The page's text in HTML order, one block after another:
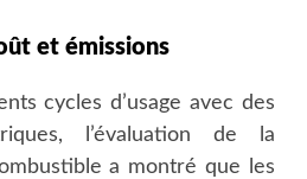
et émissions
cycles d’usage avec des
l’évaluation de la
a montré que les